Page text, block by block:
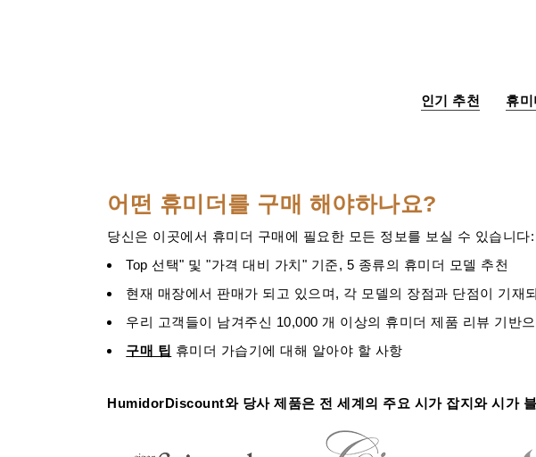
인기 추천 휴
어떤 휴미더를 구매 해야하나요?
당신은 이곳에서 휴미더 구매에 필요한 모든 정보를 보실 수 있습니다:
Top 선택" 및 "가격 대비 가치" 기준, 5 종류의 휴미더 모델 추천
현재 매장에서 판매가 되고 있으며, 각 모델의 장점과 단점이 기재
우리 고객들이 남겨주신 10,000 개 이상의 휴미더 제품 리뷰 기반
구매 팁 휴미더 가습기에 대해 알아야 할 사항
HumidorDiscount와 당사 제품은 전 세계의 주요 시가 잡지와 시가